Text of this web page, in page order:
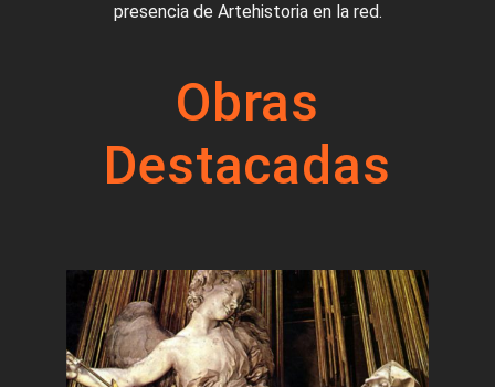
presencia de Artehistoria en la red.
Obras
Destacadas